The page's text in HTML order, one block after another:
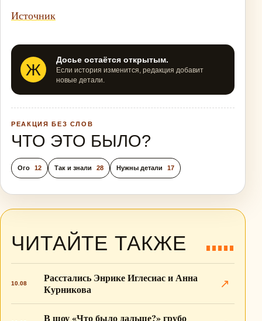
Источник
Ж
Досье остаётся открытым.
Если история изменится, редакция добавит
новые детали.
РЕАКЦИЯ БЕЗ СЛОВ
ЧТО ЭТО БЫЛО?
Ого 12 Так и знали 28 Нужны детали 17
ЧИТАЙТЕ ТАКЖЕ
10.08
Расстались Энрике Иглесиас и Анна
Курникова
↗
В шоу «Что было дальше?» грубо